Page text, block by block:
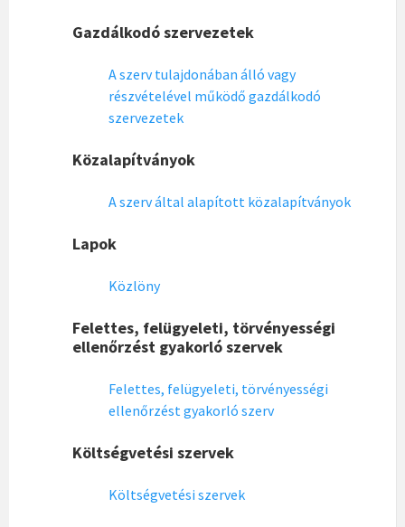
Gazdálkodó szervezetek
A szerv tulajdonában álló vagy
részvételével működő gazdálkodó
szervezetek
Közalapítványok
A szerv által alapított közalapítványok
Lapok
Közlöny
Felettes, felügyeleti, törvényességi
ellenőrzést gyakorló szervek
Felettes, felügyeleti, törvényességi
ellenőrzést gyakorló szerv
Költségvetési szervek
Költségvetési szervek